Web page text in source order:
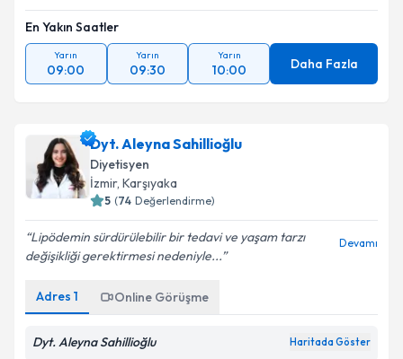
En Yakın Saatler
Yarın
09:00
Yarın
09:30
Yarın
10:00 Daha Fazla
Dyt. Aleyna Sahillioğlu
Diyetisyen
İzmir, Karşıyaka
5 (74 Değerlendirme)
Lipödemin sürdürülebilir bir tedavi ve yaşam tarzı
değişikliği gerektirmesi nedeniyle...
Devamı
Adres 1 Online Görüşme
Dyt. Aleyna Sahillioğlu Haritada Göster